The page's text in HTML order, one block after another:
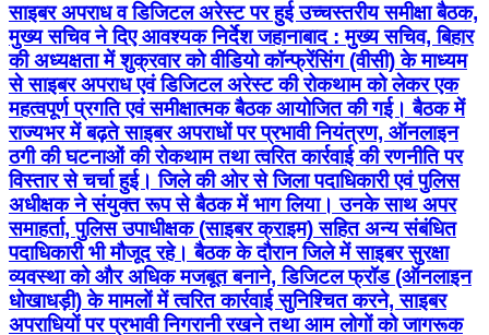
साइबर अपराध व डिजिटल अरेस्ट पर हुई उच्चस्तरीय समीक्षा बैठक,
मुख्य सचिव ने दिए आवश्यक निर्देश जहानाबाद : मुख्य सचिव, बिहार
की अध्यक्षता में शुक्रवार को वीडियो कॉन्फ्रेंसिंग (वीसी) के माध्यम
से साइबर अपराध एवं डिजिटल अरेस्ट की रोकथाम को लेकर एक
महत्वपूर्ण प्रगति एवं समीक्षात्मक बैठक आयोजित की गई। बैठक में
राज्यभर में बढ़ते साइबर अपराधों पर प्रभावी नियंत्रण, ऑनलाइन
ठगी की घटनाओं की रोकथाम तथा त्वरित कार्रवाई की रणनीति पर
विस्तार से चर्चा हुई। जिले की ओर से जिला पदाधिकारी एवं पुलिस
अधीक्षक ने संयुक्त रूप से बैठक में भाग लिया। उनके साथ अपर
समाहर्ता, पुलिस उपाधीक्षक (साइबर क्राइम) सहित अन्य संबंधित
पदाधिकारी भी मौजूद रहे। बैठक के दौरान जिले में साइबर सुरक्षा
व्यवस्था को और अधिक मजबूत बनाने, डिजिटल फ्रॉड (ऑनलाइन
धोखाधड़ी) के मामलों में त्वरित कार्रवाई सुनिश्चित करने, साइबर
अपराधियों पर प्रभावी निगरानी रखने तथा आम लोगों को जागरूक